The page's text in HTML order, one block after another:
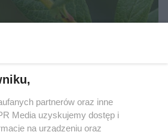
borówek, a za
partnerów oraz inne
Media uzyskujemy dostęp i
na urządzeniu oraz